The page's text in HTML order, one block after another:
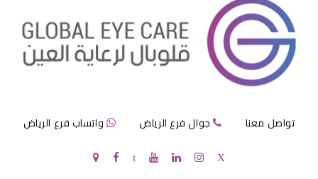
عمليات تجميل العيون الجاحظة
تواصل معنا جوال فرع الرياض واتساب فرع الرياض